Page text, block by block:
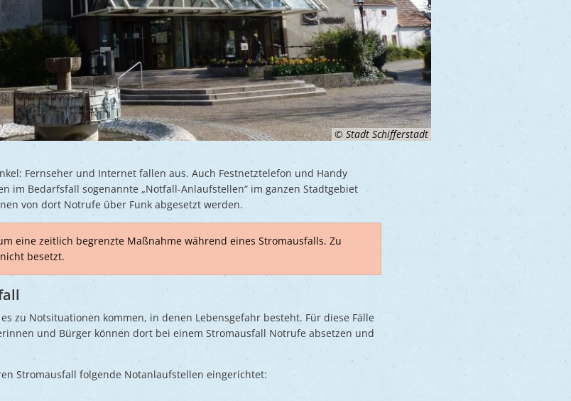
© Stadt Schifferstadt
Fernseher und Internet fallen aus. Auch Festnetztelefon und Handy
im Bedarfsfall sogenannte „Notfall-Anlaufstellen“ im ganzen Stadtgebiet
von dort Notrufe über Funk abgesetzt werden.
eine zeitlich begrenzte Maßnahme während eines Stromausfalls. Zu
besetzt.
zu Notsituationen kommen, in denen Lebensgefahr besteht. Für diese Fälle
und Bürger können dort bei einem Stromausfall Notrufe absetzen und
Stromausfall folgende Notanlaufstellen eingerichtet: